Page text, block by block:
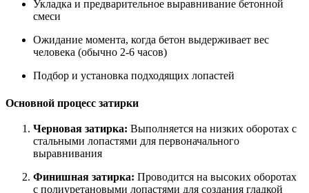
Укладка и предварительное выравнивание бетонной
смеси
Ожидание момента, когда бетон выдерживает вес
человека (обычно 2-6 часов)
Подбор и установка подходящих лопастей
Основной процесс затирки
Черновая затирка: Выполняется на низких оборотах с
стальными лопастями для первоначального
выравнивания
Финишная затирка: Проводится на высоких оборотах
с полиуретановыми лопастями для создания гладкой